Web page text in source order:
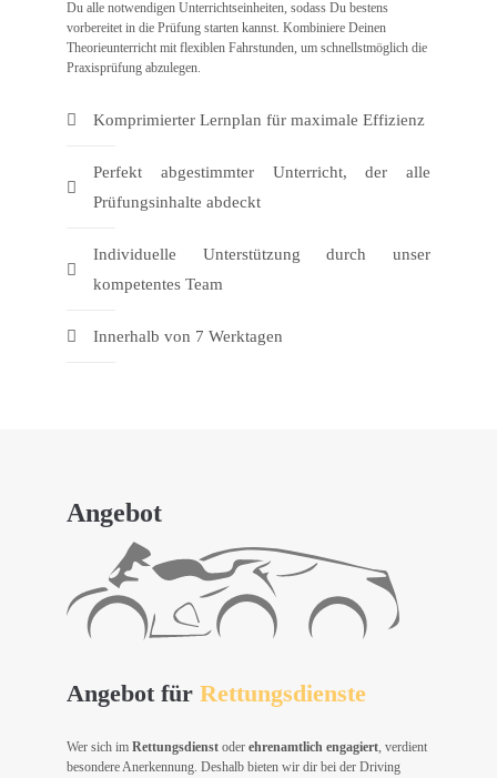
Du alle notwendigen Unterrichtseinheiten, sodass Du bestens
vorbereitet in die Prüfung starten kannst. Kombiniere Deinen
Theorieunterricht mit flexiblen Fahrstunden, um schnellstmöglich die
Praxisprüfung abzulegen.
Komprimierter Lernplan für maximale Effizienz
Perfekt abgestimmter Unterricht, der alle
Prüfungsinhalte abdeckt
Individuelle Unterstützung durch unser
kompetentes Team
Innerhalb von 7 Werktagen
Angebot
Angebot für Rettungsdienste
Wer sich im Rettungsdienst oder ehrenamtlich engagiert, verdient
besondere Anerkennung. Deshalb bieten wir dir bei der Driving